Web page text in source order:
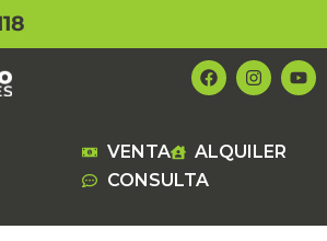
F
a
c
o
k
I
n
s
g
Y
o
u
VENTA
ALQUILER
CONSULTA